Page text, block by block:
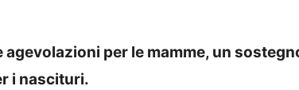
per le mamme, un
i nascituri.